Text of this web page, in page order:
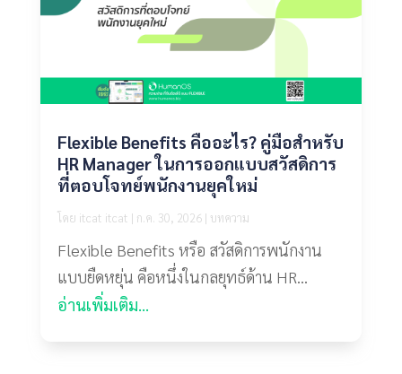
Flexible Benefits คืออะไร? คู่มือสำหรับ
HR Manager ในการออกแบบสวัสดิการ
ที่ตอบโจทย์พนักงานยุคใหม่
โดย itcat itcat | ก.ค. 30, 2026| บทความ
Flexible Benefits หรือ สวัสดิการพนักงาน
แบบยืดหยุ่น คือหนึ่งในกลยุทธ์ด้าน HR...
อ่านเพิ่มเติม...